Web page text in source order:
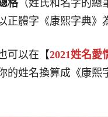
格（姓氏和名字的總
正體字《康熙字典》
可以在【2021姓名愛
的姓名換算成《康熙